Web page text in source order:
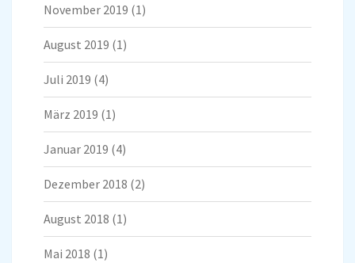
November 2019 (1)
August 2019 (1)
Juli 2019 (4)
März 2019 (1)
Januar 2019 (4)
Dezember 2018 (2)
August 2018 (1)
Mai 2018 (1)